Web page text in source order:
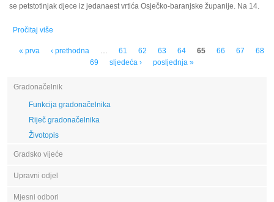
se petstotinjak djece iz jedanaest vrtića Osječko-baranjske županije. Na 14.
Pročitaj više
Stranice
« prva ‹ prethodna … 61 62 63 64 65 66 67
68
69
sljedeća › posljednja »
Gradonačelnik
Funkcija gradonačelnika
Riječ gradonačelnika
Životopis
Gradsko vijeće
Upravni odjel
Mjesni odbori